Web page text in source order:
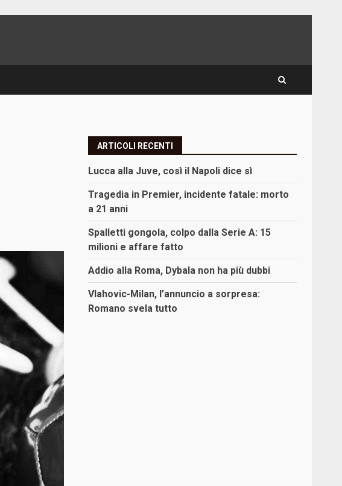
ARTICOLI RECENTI
Lucca alla Juve, così il Napoli dice sì
Tragedia in Premier, incidente fatale: morto
a 21 anni
Spalletti gongola, colpo dalla Serie A: 15
milioni e affare fatto
Addio alla Roma, Dybala non ha più dubbi
Vlahovic-Milan, l’annuncio a sorpresa:
Romano svela tutto